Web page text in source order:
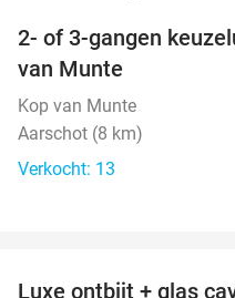
TODAY
2- of 3-gangen
van Munte
Kop van Munte
Aarschot (8 km)
Verkocht: 13
Luxe ontbijt + glas